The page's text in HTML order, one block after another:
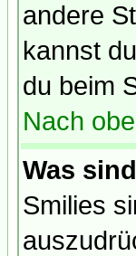
andere
kannst
du beim
Nach
Was
Smilies